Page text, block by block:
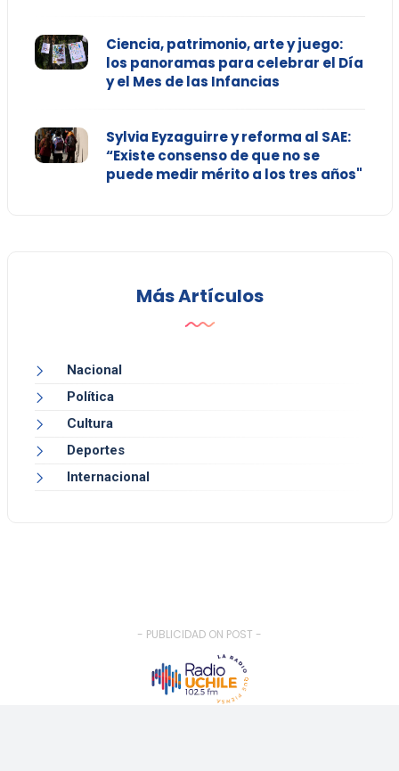
Ciencia, patrimonio, arte y juego:
los panoramas para celebrar el Día
y el Mes de las Infancias
Sylvia Eyzaguirre y reforma al SAE:
“Existe consenso de que no se
puede medir mérito a los tres años"
Más Artículos
Nacional
Política
Cultura
Deportes
Internacional
- PUBLICIDAD ON POST -